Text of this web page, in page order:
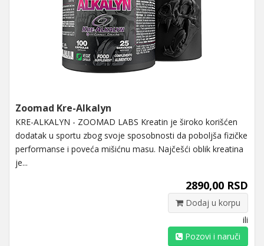
Zoomad Kre-Alkalyn
KRE-ALKALYN - ZOOMAD LABS Kreatin je široko korišćen
dodatak u sportu zbog svoje sposobnosti da poboljša fizičke
performanse i poveća mišićnu masu. Najčešći oblik kreatina
je...
2890,00 RSD
Dodaj u korpu
ili
Pozovi i naruči